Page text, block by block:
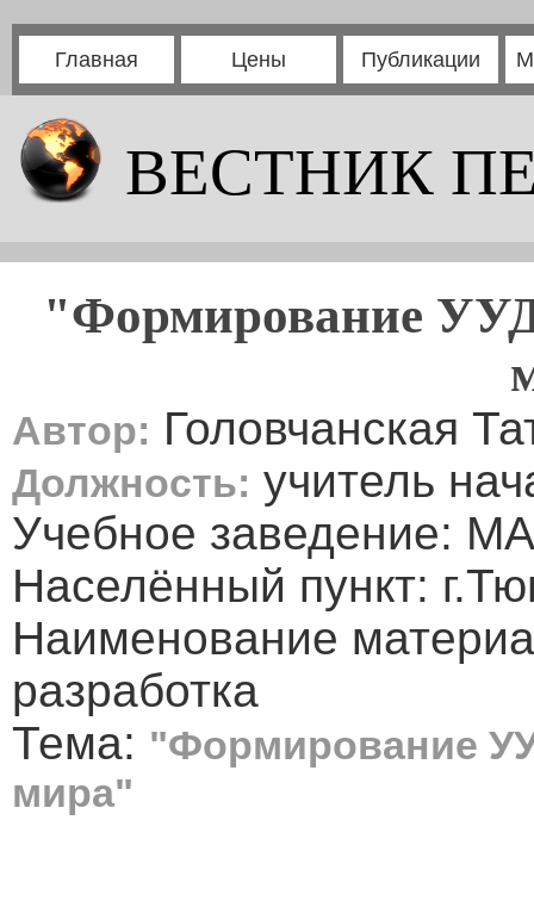
Главная Цены Публикации
ВЕСТНИК
"Формирование
Автор: Головчанская
Должность: учитель
Учебное заведение:
Населённый пункт:
Наименование
разработка
Тема: "Формирование
мира"